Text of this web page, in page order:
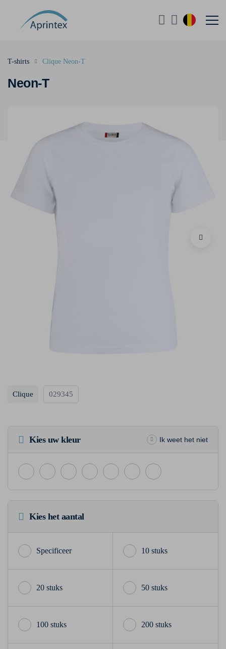
Neon-T
T-shirts Clique Neon-T
Clique 029345
Kies uw kleur Ik weet het niet
Kies het aantal
10 stuks
20 stuks 50 stuks
100 stuks 200 stuks